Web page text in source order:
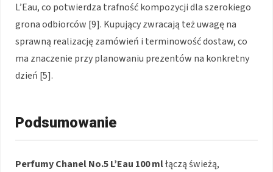
L’Eau, co potwierdza trafność kompozycji dla szerokiego
grona odbiorców [9]. Kupujący zwracają też uwagę na
sprawną realizację zamówień i terminowość dostaw, co
ma znaczenie przy planowaniu prezentów na konkretny
dzień [5].
Podsumowanie
Perfumy Chanel No.5 L’Eau 100 mlłączą świeżą,